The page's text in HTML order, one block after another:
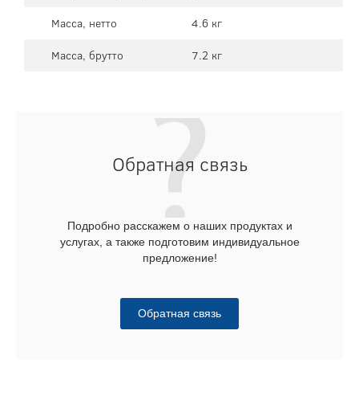
Масса, нетто
4.6 кг
Масса, брутто
7.2 кг
Обратная связь
Подробно расскажем о наших продуктах и
услугах, а также подготовим индивидуальное
предложение!
Обратная связь